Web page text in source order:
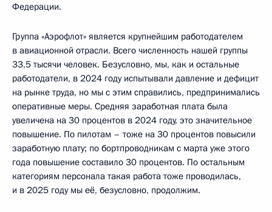
Федерации.
Группа «Аэрофлот» является крупнейшим работодателем
в авиационной отрасли. Всего численность нашей группы
33,5 тысячи человек. Безусловно, мы, как и остальные
работодатели, в 2024 году испытывали давление и дефицит
на рынке труда, но мы с этим справились, предпринимались
оперативные меры. Средняя заработная плата была
увеличена на 30 процентов в 2024 году, это значительное
повышение. По пилотам – тоже на 30 процентов повысили
заработную плату; по бортпроводникам с марта уже этого
года повышение составило 30 процентов. По остальным
категориям персонала такая работа тоже проводилась,
и в 2025 году мы её, безусловно, продолжим.